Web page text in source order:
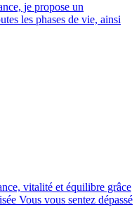
je propose un
les phases de vie, ainsi
vitalité et équilibre grâce
Vous vous sentez dépassé